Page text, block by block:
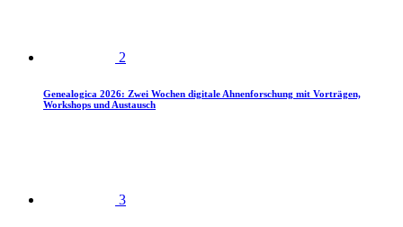
2
Genealogica 2026: Zwei Wochen digitale Ahnenforschung mit Vorträgen,
Workshops und Austausch
3